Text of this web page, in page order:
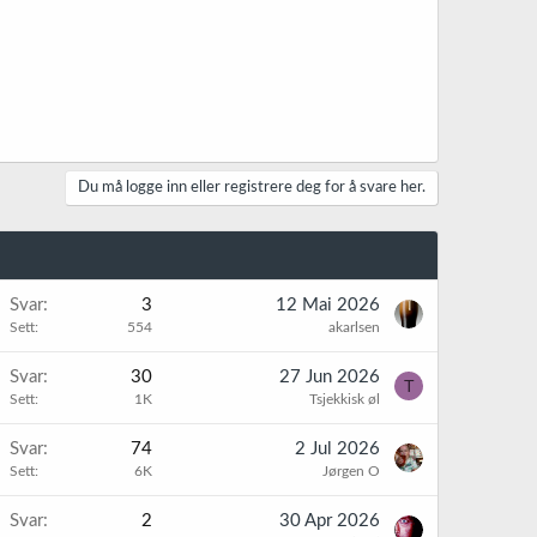
Du må logge inn eller registrere deg for å svare her.
Svar 3
Sett 554
12 Mai 2026
akarlsen
Svar 30
Sett 1K
27 Jun 2026
Tsjekkisk øl
T
Svar 74
Sett 6K
2 Jul 2026
Jørgen O
Svar 2 30 Apr 2026